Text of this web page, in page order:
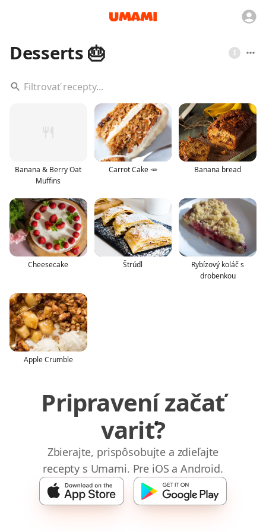
Desserts 🎂 I
Banana & Berry Oat
Muffins
Carrot Cake 🥕 Banana bread
Cheesecake Štrúdl
Rybízový koláč s
drobenkou
Apple Crumble
Pripravení začať
variť?
Zbierajte, prispôsobujte a zdieľajte
recepty s Umami. Pre iOS a Android.